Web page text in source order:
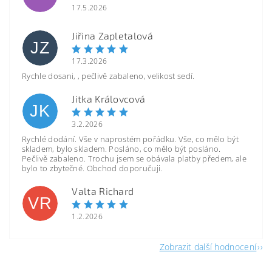
17.5.2026
JZ
Jiřina Zapletalová
17.3.2026
Rychle dosani, , pečlivě zabaleno, velikost sedí.
JK
Jitka Královcová
3.2.2026
Rychlé dodání. Vše v naprostém pořádku. Vše, co mělo být
skladem, bylo skladem. Posláno, co mělo být posláno.
Pečlivě zabaleno. Trochu jsem se obávala platby předem, ale
bylo to zbytečné. Obchod doporučuji.
VR
Valta Richard
1.2.2026
Zobrazit další hodnocení